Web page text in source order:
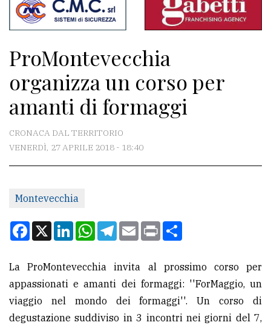
del
sito
Associazioni
Meteo
CONTATTI
Scrivici
Per
la
pubblicità
CERCA
ProMontevecchia
organizza un corso per
amanti di formaggi
CRONACA DAL TERRITORIO
VENERDÌ, 27 APRILE 2018 - 18:40
Montevecchia
Facebook
X LinkedInWhatsApp
Telegram
EmailPrint
La ProMontevecchia invita al prossimo corso per
appassionati e amanti dei formaggi: ''ForMaggio, un
viaggio nel mondo dei formaggi''. Un corso di
degustazione suddiviso in 3 incontri nei giorni del 7,